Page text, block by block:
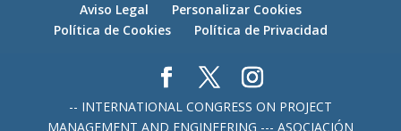
Aviso Legal
Personalizar Cookies
Política de Cookies
Política de Privacidad
-- INTERNATIONAL CONGRESS ON PROJECT
MANAGEMENT AND ENGINEERING --- ASOCIACIÓN